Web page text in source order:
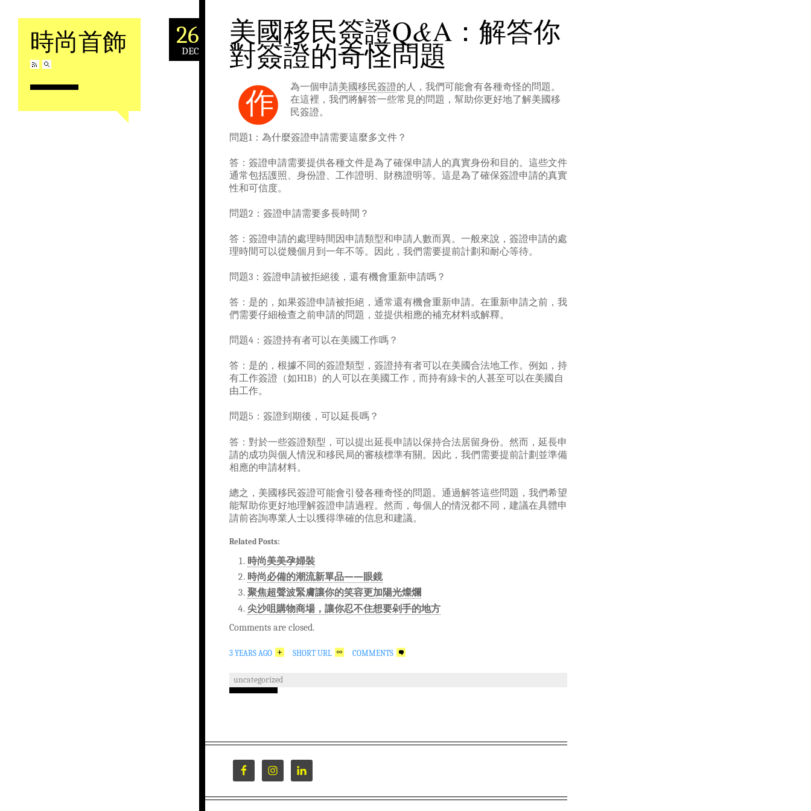
時尚首飾
Skip to content
26
DEC
美國移民簽證Q&A：解答你
對簽證的奇怪問題
作
為一個申請美國移民簽證的人，我們可能會有各種奇怪的問題。
在這裡，我們將解答一些常見的問題，幫助你更好地了解美國移
民簽證。
問題1：為什麼簽證申請需要這麼多文件？
答：簽證申請需要提供各種文件是為了確保申請人的真實身份和目的。這些文件
通常包括護照、身份證、工作證明、財務證明等。這是為了確保簽證申請的真實
性和可信度。
問題2：簽證申請需要多長時間？
答：簽證申請的處理時間因申請類型和申請人數而異。一般來說，簽證申請的處
理時間可以從幾個月到一年不等。因此，我們需要提前計劃和耐心等待。
問題3：簽證申請被拒絕後，還有機會重新申請嗎？
答：是的，如果簽證申請被拒絕，通常還有機會重新申請。在重新申請之前，我
們需要仔細檢查之前申請的問題，並提供相應的補充材料或解釋。
問題4：簽證持有者可以在美國工作嗎？
答：是的，根據不同的簽證類型，簽證持有者可以在美國合法地工作。例如，持
有工作簽證（如H1B）的人可以在美國工作，而持有綠卡的人甚至可以在美國自
由工作。
問題5：簽證到期後，可以延長嗎？
答：對於一些簽證類型，可以提出延長申請以保持合法居留身份。然而，延長申
請的成功與個人情況和移民局的審核標準有關。因此，我們需要提前計劃並準備
相應的申請材料。
總之，美國移民簽證可能會引發各種奇怪的問題。通過解答這些問題，我們希望
能幫助你更好地理解簽證申請過程。然而，每個人的情況都不同，建議在具體申
請前咨詢專業人士以獲得準確的信息和建議。
Related Posts:
時尚美美孕婦裝
時尚必備的潮流新單品——眼鏡
聚焦超聲波緊膚讓你的笑容更加陽光燦爛
尖沙咀購物商場，讓你忍不住想要剁手的地方
Comments are closed.
3 YEARS AGO SHORT URL COMMENTS
uncategorized